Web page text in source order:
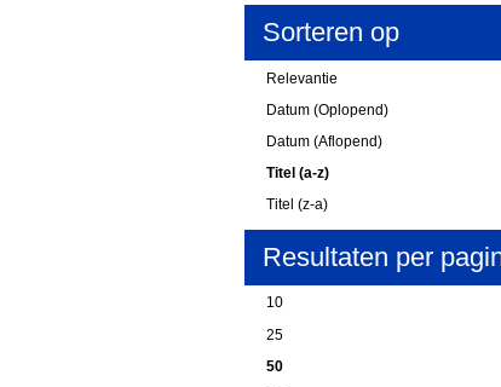
Sorteren op
Relevantie
Datum (Oplopend)
Datum (Aflopend)
Titel (a-z)
Titel (z-a)
Resultaten per
10
25
50